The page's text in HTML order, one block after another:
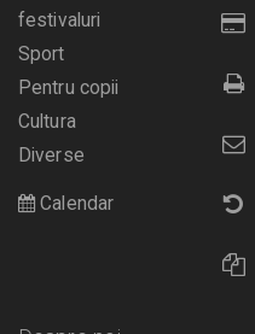
festivaluri
Sport
Pentru copii
Cultura
Diverse
Calendar